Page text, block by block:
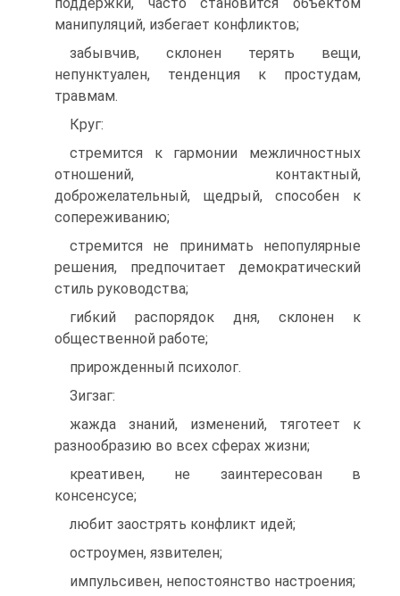
манипуляций, избегает конфликтов;
забывчив, склонен терять вещи,
непунктуален, тенденция к простудам,
травмам.
Круг:
стремится к гармонии межличностных
отношений, контактный,
доброжелательный, щедрый, способен к
сопереживанию;
стремится не принимать непопулярные
решения, предпочитает демократический
стиль руководства;
гибкий распорядок дня, склонен к
общественной работе;
прирожденный психолог.
Зигзаг:
жажда знаний, изменений, тяготеет к
разнообразию во всех сферах жизни;
креативен, не заинтересован в
консенсусе;
любит заострять конфликт идей;
остроумен, язвителен;
импульсивен, непостоянство настроения;